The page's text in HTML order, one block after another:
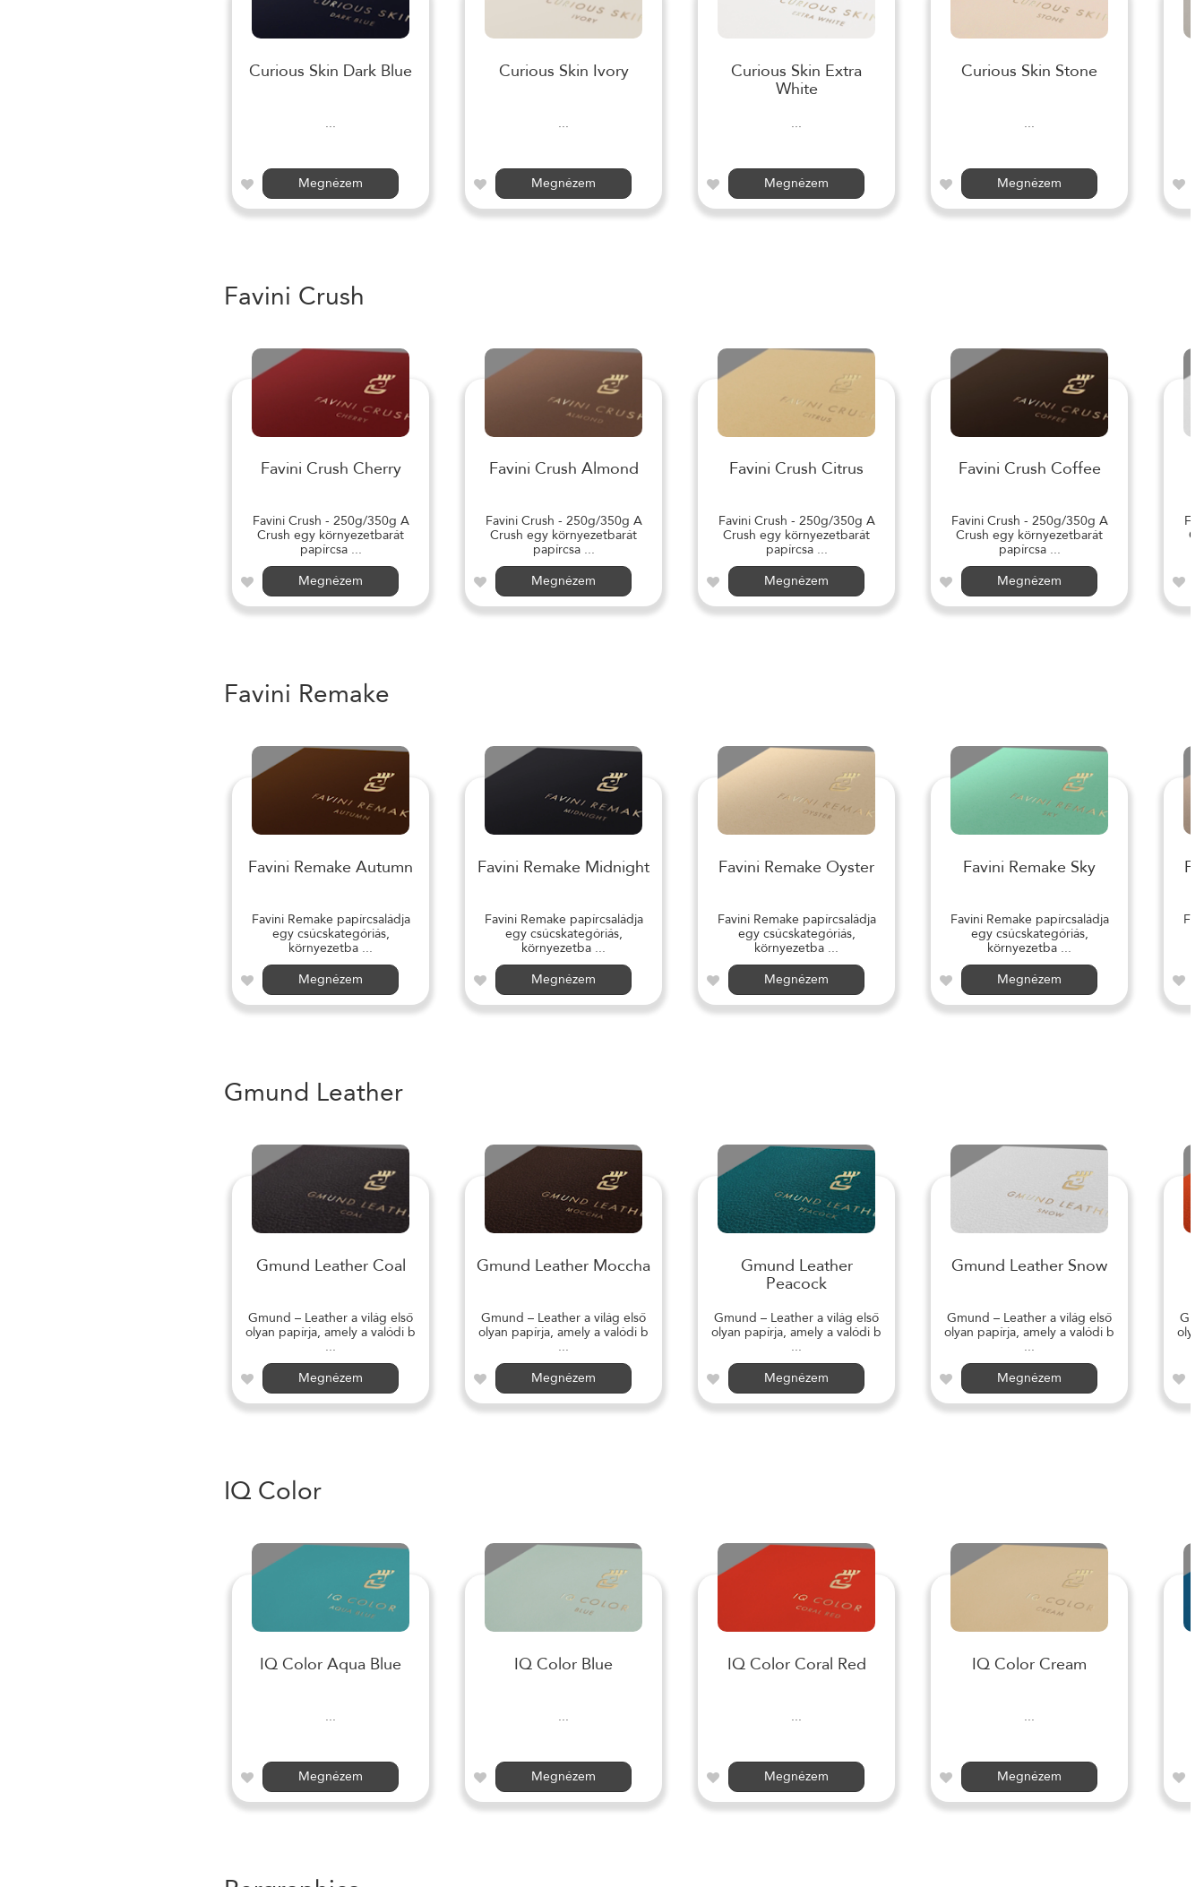
Curious Skin Dark Blue
...
Megnézem
Curious Skin Ivory
...
Megnézem
Curious Skin Extra
White
...
Megnézem
Curious Skin Stone
...
Megnézem
Favini Crush
Favini Crush Cherry
Favini Crush - 250g/350g A
Crush egy környezetbarát
papírcsa ...
Megnézem
Favini Crush Almond
Favini Crush - 250g/350g A
Crush egy környezetbarát
papírcsa ...
Megnézem
Favini Crush Citrus
Favini Crush - 250g/350g A
Crush egy környezetbarát
papírcsa ...
Megnézem
Favini Crush Coffee
Favini Crush - 250g/350g A
Crush egy környezetbarát
papírcsa ...
Megnézem
Favini Remake
Favini Remake Autumn
Favini Remake papírcsaládja
egy csúcskategóriás,
környezetba ...
Megnézem
Favini Remake Midnight
Favini Remake papírcsaládja
egy csúcskategóriás,
környezetba ...
Megnézem
Favini Remake Oyster
Favini Remake papírcsaládja
egy csúcskategóriás,
környezetba ...
Megnézem
Favini Remake Sky
Favini Remake papírcsaládja
egy csúcskategóriás,
környezetba ...
Megnézem
Gmund Leather
Gmund Leather Coal
Gmund – Leather a világ első
olyan papírja, amely a valódi b
...
Megnézem
Gmund Leather Moccha
Gmund – Leather a világ első
olyan papírja, amely a valódi b
...
Megnézem
Gmund Leather
Peacock
Gmund – Leather a világ első
olyan papírja, amely a valódi b
...
Megnézem
Gmund Leather Snow
Gmund – Leather a világ első
olyan papírja, amely a valódi b
...
Megnézem
IQ Color
IQ Color Aqua Blue
...
Megnézem
IQ Color Blue
...
Megnézem
IQ Color Coral Red
...
Megnézem
IQ Color Cream
...
Megnézem